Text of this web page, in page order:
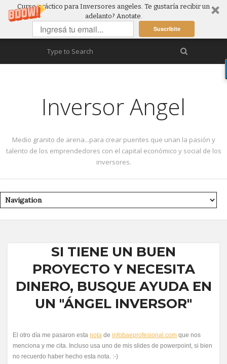
Curso práctico para Inversores angeles. Te gustaría recibir un
adelanto? Anotate.
Suscribite
Inversor Angel
Medio granito de arena...para crear puentes que unan la pasión y
talento de los emprendedores con el capital económico y social de los
inversores.
SI TIENE UN BUEN
PROYECTO Y NECESITA
DINERO, BUSQUE AYUDA EN
UN "ÁNGEL INVERSOR"
El otro día me pasaron esta nota de infobaeprofesional.com que nos
menciona y me cita. Incluso usa uno de mis slides de powerpoint, si bien
no recuerdo haber hecho esta nota. :-)